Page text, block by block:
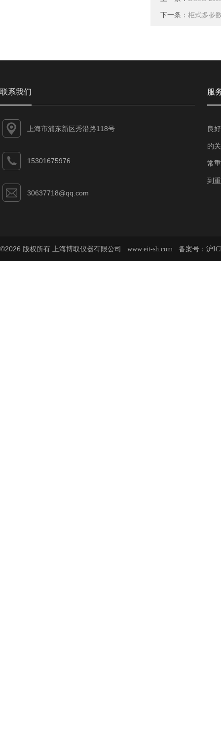
下一条： 柜式多参
联系我们
上海市浦东新区秀沿路118号
15301675976
30637718@qq.com
服
良
的
常
到
©2026 版权所有 上海博取仪器有限公司 www.eit-sh.com 备案号： 沪